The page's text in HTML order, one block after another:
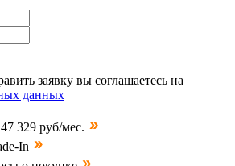
заявку вы соглашаетесь на
данных
329 руб/мес.
In